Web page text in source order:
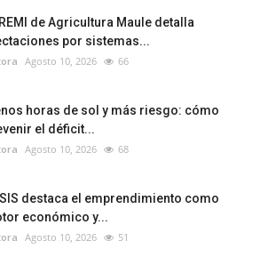
de Agricultura Maule detalla
por sistemas...
Agosto 10, 2026 66
horas de sol y más riesgo: cómo
el déficit...
Agosto 10, 2026 68
destaca el emprendimiento como
económico y...
Agosto 10, 2026 51